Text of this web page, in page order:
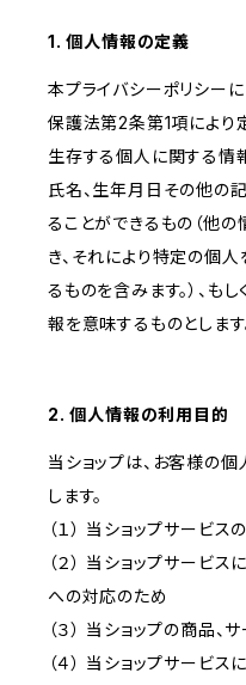
1. 個人情報の定義
本プライバシーポリシー
保護法第2条第1項により
生存する個人に関する情
氏名、生年月日その他の
ることができるもの（他
き、それにより特定の個
るものを含みます。）、
報を意味するものとします
2. 個人情報の利用目的
当ショップは、お客様の
します。
（１） 当ショップサービス
（２） 当ショップサービ
への対応のため
（３） 当ショップの商品
（４） 当ショップサービ